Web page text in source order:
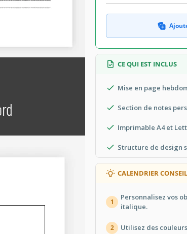
CE QUI EST INCLUS
Mise en page
Section de notes
Imprimable A4 et
Structure de design
CALENDRIER
1
Personnalisez vos
italique.
2 Utilisez des